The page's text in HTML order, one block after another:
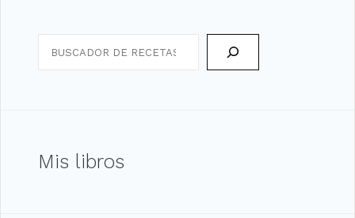
Mis libros